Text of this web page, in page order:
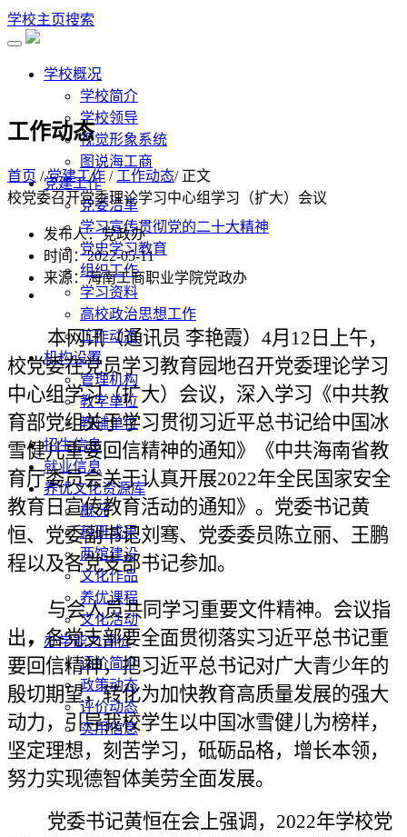
学校主页搜索
学校概况
学校简介
学校领导
视觉形象系统
图说海工商
党建工作
党委沿革
学习宣传贯彻党的二十大精神
党史学习教育
组织工作
学习资料
高校政治思想工作
工作动态
机构设置
管理机构
教学单位
教辅单位
招生信息
就业信息
养优文化资源库
概况
科研成果
两馆建设
文化作品
养优课程
文化活动
办学能力评价
评价简介
政策动态
评价动态
实用信息
工作动态
首页 /党建工作 / 工作动态/ 正文
校党委召开党委理论学习中心组学习（扩大）会议
发布人：党政办
时间：2022-05-11
来源：海南工商职业学院党政办
本网讯（通讯员 李艳霞） 4月 12 日上午，
校党委在党员学习教育园地召开党委理论学习
中心组学习（扩大）会议，深入学习 《中共教
育部党组关于学习贯彻习近平总书记给中国冰
雪健儿重要回信精神的通知》《中共海南省教
育厅委员会关于认真开展2022年全民国家安全
教育日宣传教育活动的通知》。党委书记黄
恒、党委副书记刘骞、党委委员陈立丽、王鹏
程以及各党支部书记参加。
与会人员共同学习重要文件精神。 会议指
出，各党支部要全面贯彻落实习近平总书记重
要回信精神，把习近平总书记对广大青少年的
殷切期望，转化为加快教育高质量发展的强大
动力，引导我校学生以中国冰雪健儿为榜样，
坚定理想，刻苦学习，砥砺品格，增长本领，
努力实现德智体美劳全面发展。
党委书记黄恒在会上强调， 2022年学校党